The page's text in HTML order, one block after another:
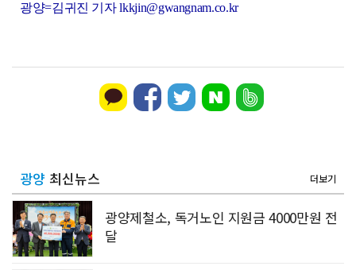
광양=김귀진 기자 lkkjin@gwangnam.co.kr
광양 최신뉴스 더보기
광양제철소, 독거노인 지원금 4000만원 전
달